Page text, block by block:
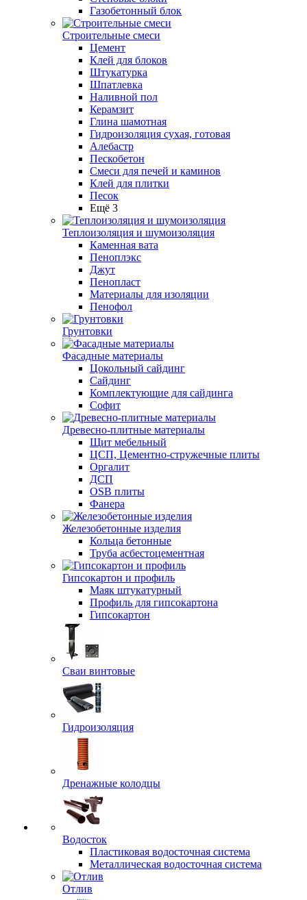
Газобетонный блок
Строительные смеси
Цемент
Клей для блоков
Штукатурка
Шпатлевка
Наливной пол
Керамзит
Глина шамотная
Гидроизоляция сухая, готовая
Алебастр
Пескобетон
Смеси для печей и каминов
Клей для плитки
Песок
Ещё 3
Теплоизоляция и шумоизоляция
Каменная вата
Пеноплэкс
Джут
Пенопласт
Материалы для изоляции
Пенофол
Грунтовки
Фасадные материалы
Цокольный сайдинг
Сайдинг
Комплектующие для сайдинга
Софит
Древесно-плитные материалы
Щит мебельный
ЦСП, Цементно-стружечные плиты
Оргалит
ДСП
OSB плиты
Фанера
Железобетонные изделия
Кольца бетонные
Труба асбестоцементная
Гипсокартон и профиль
Маяк штукатурный
Профиль для гипсокартона
Гипсокартон
Сваи винтовые
Гидроизоляция
Дренажные колодцы
Водосток
Пластиковая водосточная система
Металлическая водосточная система
Отлив